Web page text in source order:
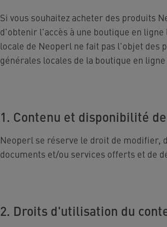
Si vous souhaitez acheter des produits
d'obtenir l'accès à une boutique en
locale de Neoperl ne fait pas l'objet des
générales locales de la boutique en
1. Contenu et disponibilité
Neoperl se réserve le droit de modifier,
documents et/ou services offerts et de
2. Droits d'utilisation du